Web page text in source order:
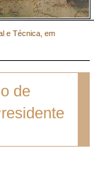
e Técnica, em
de